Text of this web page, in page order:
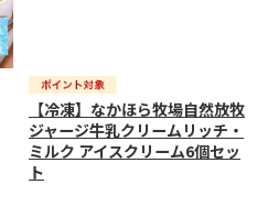
【冷凍】なかほら牧場自然放牧
ジャージ牛乳クリームリッチ・
ミルク アイスクリーム6個セッ
ト